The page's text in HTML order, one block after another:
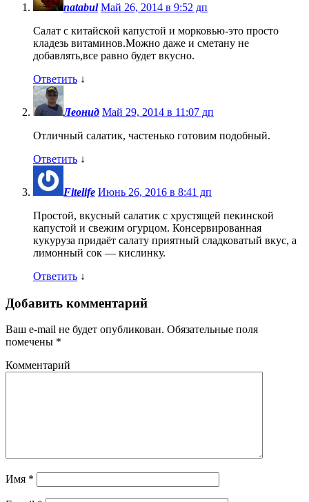
natabul Май 26, 2014 в 9:52 дп
Салат с китайской капустой и морковью-это просто
кладезь витаминов.Можно даже и сметану не
добавлять,все равно будет вкусно.
Ответить ↓
Леонид Май 29, 2014 в 11:07 дп
Отличный салатик, частенько готовим подобный.
Ответить ↓
Fitelife Июнь 26, 2016 в 8:41 дп
Простой, вкусный салатик с хрустящей пекинской
капустой и свежим огурцом. Консервированная
кукуруза придаёт салату приятный сладковатый вкус, а
лимонный сок — кислинку.
Ответить ↓
Добавить комментарий
Ваш e-mail не будет опубликован. Обязательные поля
помечены *
Комментарий
Имя *